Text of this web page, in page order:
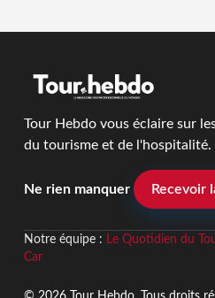
Tour Hebdo vous éclaire sur
du tourisme et de l'hospitalité.
Ne rien manquer Recevoir
Notre équipe : Le Quotidien du
Car
© 2026 Tour Hebdo. Tous droits